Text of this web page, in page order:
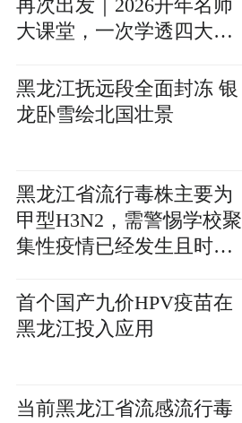
再次出发｜2026开年名师
大课堂，一次学透四大高
黑龙江抚远段全面封冻 银
龙卧雪绘北国壮景
黑龙江省流行毒株主要为
甲型H3N2，需警惕学校聚
集性疫情已经发生且时间
首个国产九价HPV疫苗在
黑龙江投入应用
当前黑龙江省流感流行毒